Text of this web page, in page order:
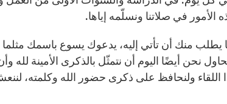
في صلاتنا ونسلّمه إياها.
يطلب منك أن تأتي إليه، يدعوك يسوع باسمك
نحن أيضًا اليوم أن نتمثّل بالذكرى الأمينة
اللقاء ولنحافظ على ذكرى حضور الله وكلمته،